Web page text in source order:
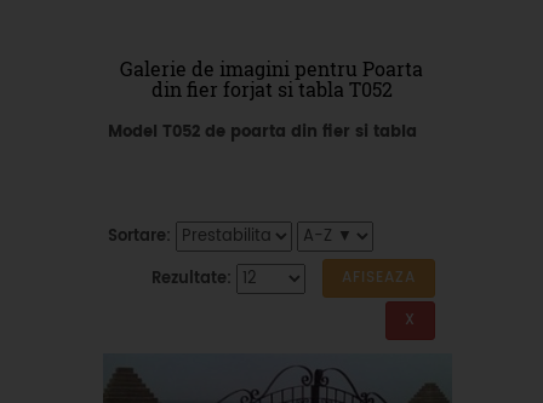
Galerie de imagini pentru Poarta
din fier forjat si tabla T052
Model T052 de poarta din fier si tabla
Sortare:
Rezultate: